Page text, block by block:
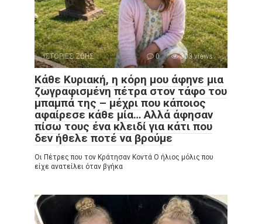
ΙΣΤΟΡΙΕΣ ΖΩΗΣ 0 303 views
Κάθε Κυριακή, η κόρη μου άφηνε μια
ζωγραφισμένη πέτρα στον τάφο του
μπαμπά της – μέχρι που κάποιος
αφαίρεσε κάθε μία… Αλλά άφησαν
πίσω τους ένα κλειδί για κάτι που
δεν ήθελε ποτέ να βρούμε
Οι Πέτρες που τον Κράτησαν Κοντά Ο ήλιος μόλις που
είχε ανατείλει όταν βγήκα